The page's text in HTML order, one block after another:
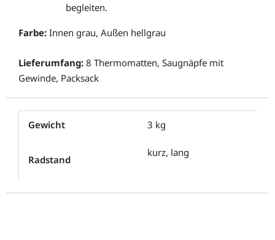
begleiten.
Farbe: Innen grau, Außen hellgrau
Lieferumfang: 8 Thermomatten, Saugnäpfe mit
Gewinde, Packsack
Gewicht 3 kg
Radstand
kurz, lang